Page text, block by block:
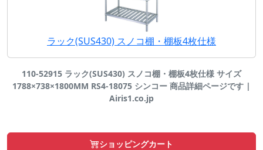
ラック(SUS430) スノコ棚・棚板4枚仕様
110-52915 ラック(SUS430) スノコ棚・棚板4枚仕様 サイズ
1788×738×1800MM RS4-18075 シンコー 商品詳細ページです |
Airis1.co.jp
ショッピングカート